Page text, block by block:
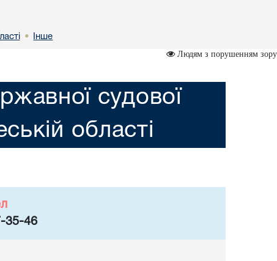
• Інше
Людям з порушенням зору
судової
областi
35-46